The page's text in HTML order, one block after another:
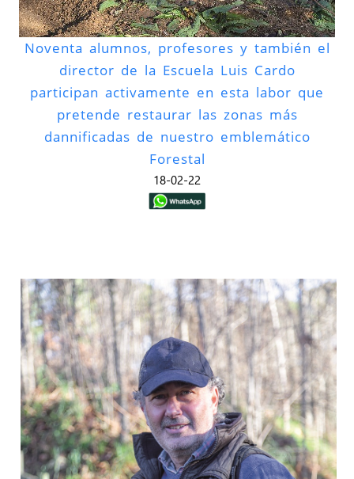
Noventa alumnos, profesores y también el
director de la Escuela Luis Cardo
participan activamente en esta labor que
pretende restaurar las zonas más
dannificadas de nuestro emblemático
Forestal
18-02-22